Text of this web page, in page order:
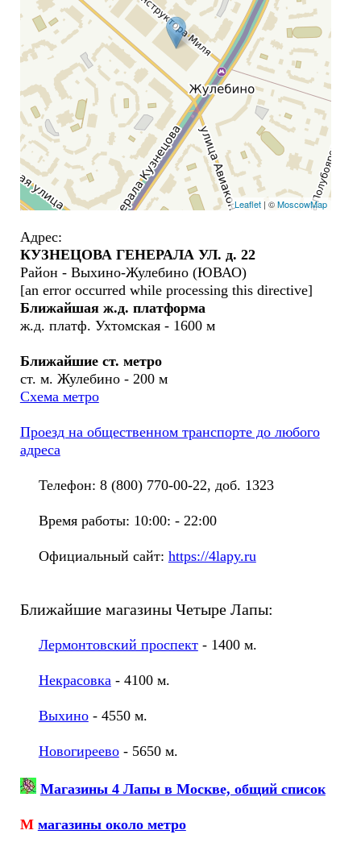
Leaflet| ©MoscowMap
Адрес:
КУЗНЕЦОВА ГЕНЕРАЛА УЛ. д. 22
Район - Выхино-Жулебино (ЮВАО)
[an error occurred while processing this directive]
Ближайшая ж.д. платформа
ж.д. платф. Ухтомская - 1600 м
Ближайшие ст. метро
ст. м. Жулебино - 200 м
Схема метро
Проезд на общественном транспорте до любого
адреса
Телефон: 8 (800) 770-00-22, доб. 1323
Время работы: 10:00: - 22:00
Официальный сайт: https://4lapy.ru
Ближайшие магазины Четыре Лапы:
Лермонтовский проспект- 1400 м.
Некрасовка - 4100 м.
Выхино- 4550 м.
Новогиреево- 5650 м.
Магазины 4 Лапы в Москве, общий список
М магазины около метро